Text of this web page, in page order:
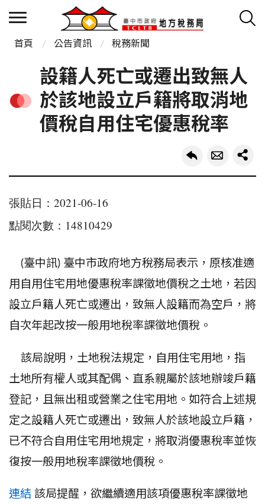
首頁 公告資訊 稅務新聞
設籍人死亡或遷出致無人
於該地設立戶籍將取消地
價稅自用住宅優惠稅率
張貼日：2021-06-16
點閱次數：14810429
(臺中訊) 臺中市政府地方稅務局表示，原核准適
用自用住宅用地優惠稅率課徵地價稅之土地，若因
設立戶籍人死亡或遷出，致無人設籍而為空戶，將
自次年起改按一般用地稅率課徵地價稅。
該局說明，土地稅法規定，自用住宅用地，指
土地所有權人或其配偶、直系親屬於該地辦竣戶籍
登記，且無出租或營業之住宅用地。如符合上述規
定之設籍人死亡或遷出，致無人於該地設立戶籍，
已不符合自用住宅用地規定，將取消優惠稅率並恢
復按一般用地稅率課徵地價稅。
連結 該局提醒，欲繼續適用該項優惠稅率課徵地